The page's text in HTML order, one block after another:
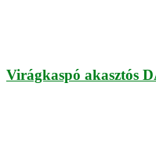
Virágkaspó akasztós